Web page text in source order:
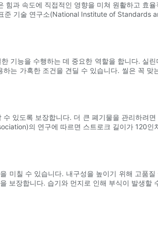
과 속도에 직접적인 영향을 미쳐 원활하고 효
준 기술 연구소(National Institute of
기능을 수행하는 데 중요한 역할을 합니다. 실
는 가혹한 조건을 견딜 수 있습니다. 씰은 꼭
있도록 보장합니다. 더 큰 폐기물을 관리하려
의 연구에 따르면 스트로크 길이가 120
미칠 수 있습니다. 내구성을 높이기 위해 고품
보장합니다. 습기와 먼지로 인해 부식이 발생할